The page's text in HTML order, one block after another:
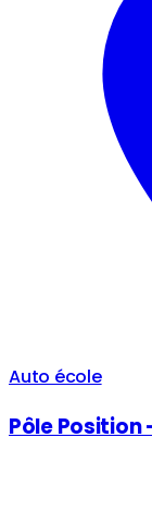
Auto école
Pôle